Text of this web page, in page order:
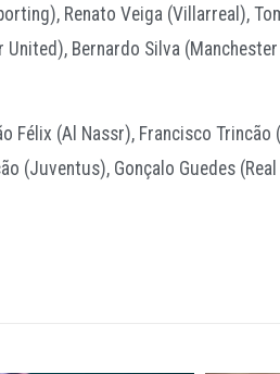
Renato Veiga (Villarreal),
Bernardo Silva
Félix (Al Nassr), Francisco Trincão
(Juventus), Gonçalo Guedes